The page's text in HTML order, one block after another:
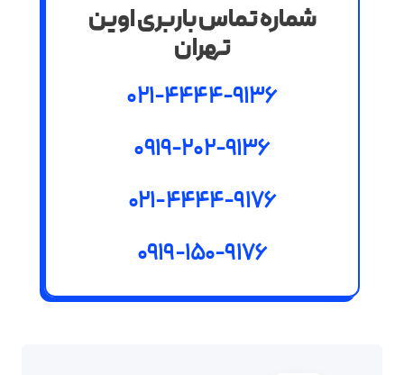
شماره تماس باربری اوین
تهران
021-4444-9136
0919-202-9136
021-4444-9176
0919-150-9176